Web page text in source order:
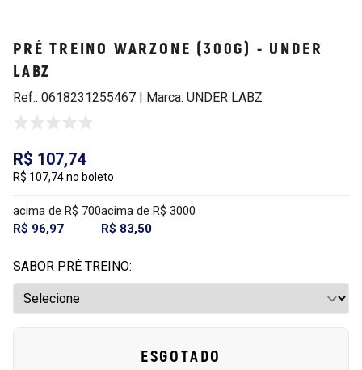
PRÉ TREINO WARZONE (300G) - UNDER
LABZ
Ref.: 0618231255467 | Marca: UNDER LABZ
R$ 107,74
R$ 107,74 no boleto
acima de R$ 700
R$ 96,97
acima de R$ 3000
R$ 83,50
SABOR PRÉ TREINO:
ESGOTADO